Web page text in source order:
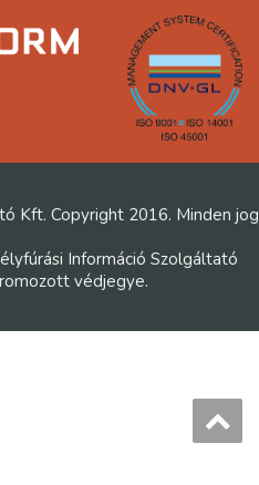
Kft. Copyright 2016. Minden jog
Információ Szolgáltató
védjegye.